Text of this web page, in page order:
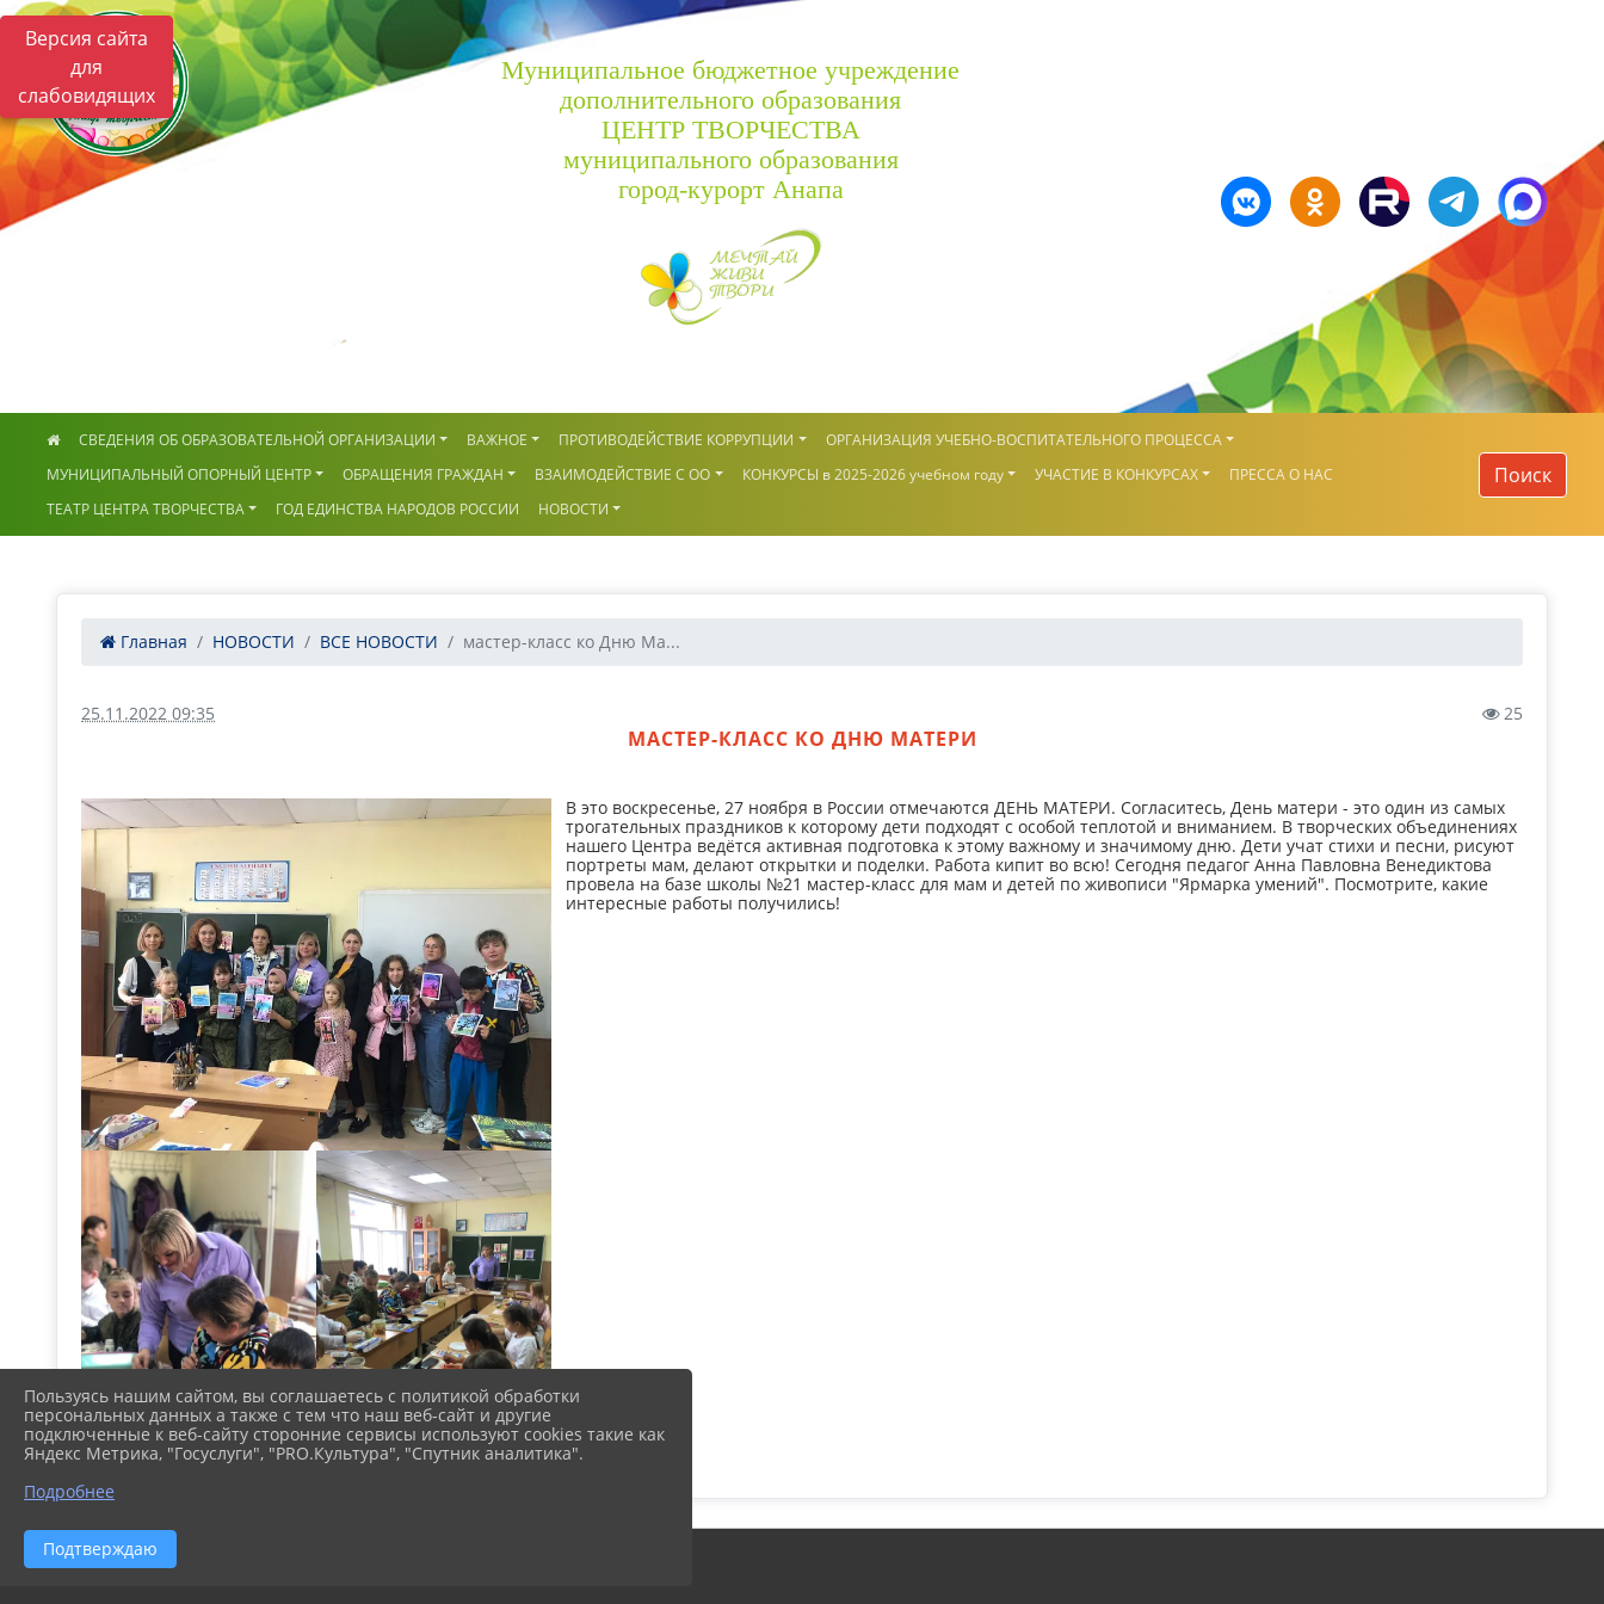
Версия сайта
для
слабовидящих
Муниципальное бюджетное учреждение
дополнительного образования
ЦЕНТР ТВОРЧЕСТВА
муниципального образования
город-курорт Анапа
СВЕДЕНИЯ ОБ ОБРАЗОВАТЕЛЬНОЙ ОРГАНИЗАЦИИ ВАЖНОЕ ПРОТИВОДЕЙСТВИЕ КОРРУПЦИИ
ОРГАНИЗАЦИЯ УЧЕБНО-ВОСПИТАТЕЛЬНОГО ПРОЦЕССА
МУНИЦИПАЛЬНЫЙ ОПОРНЫЙ ЦЕНТР
ОБРАЩЕНИЯ ГРАЖДАН ВЗАИМОДЕЙСТВИЕ С ОО КОНКУРСЫ в 2025-2026 учебном году УЧАСТИЕ В КОНКУРСАХ
ПРЕССА О НАС
ТЕАТР ЦЕНТРА ТВОРЧЕСТВА
ГОД ЕДИНСТВА НАРОДОВ РОССИИ НОВОСТИ
Поиск
Главная НОВОСТИ ВСЕ НОВОСТИ мастер-класс ко Дню Ма...
25.11.2022 09:35 25
МАСТЕР-КЛАСС КО ДНЮ МАТЕРИ
В это воскресенье, 27 ноября в России отмечаются ДЕНЬ МАТЕРИ. Согласитесь, День матери - это один из самых
трогательных праздников к которому дети подходят с особой теплотой и вниманием. В творческих объединениях
нашего Центра ведётся активная подготовка к этому важному и значимому дню. Дети учат стихи и песни, рисуют
портреты мам, делают открытки и поделки. Работа кипит во всю! Сегодня педагог Анна Павловна Венедиктова
провела на базе школы №21 мастер-класс для мам и детей по живописи "Ярмарка умений". Посмотрите, какие
интересные работы получились!
Пользуясь нашим сайтом, вы соглашаетесь с политикой обработки
персональных данных а также с тем что наш веб-сайт и другие
подключенные к веб-сайту сторонние сервисы используют cookies такие как
Яндекс Метрика, "Госуслуги", "PRO.Культура", "Спутник аналитика".
Подробнее
Подтверждаю